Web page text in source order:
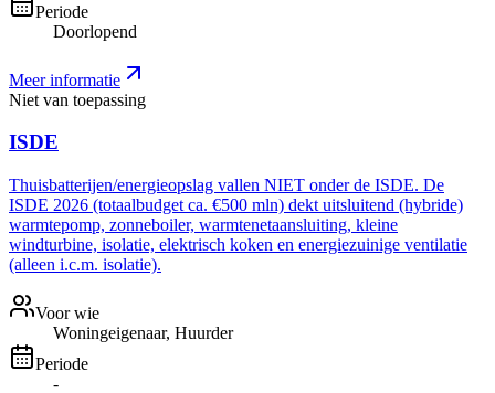
Periode
Doorlopend
Meer informatie
Niet van toepassing
ISDE
Thuisbatterijen/energieopslag vallen NIET onder de ISDE. De
ISDE 2026 (totaalbudget ca. €500 mln) dekt uitsluitend (hybride)
warmtepomp, zonneboiler, warmtenetaansluiting, kleine
windturbine, isolatie, elektrisch koken en energiezuinige ventilatie
(alleen i.c.m. isolatie).
Voor wie
Woningeigenaar, Huurder
Periode
-